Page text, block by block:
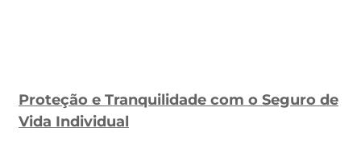
Proteção e Tranquilidade com o Seguro de
Vida Individual